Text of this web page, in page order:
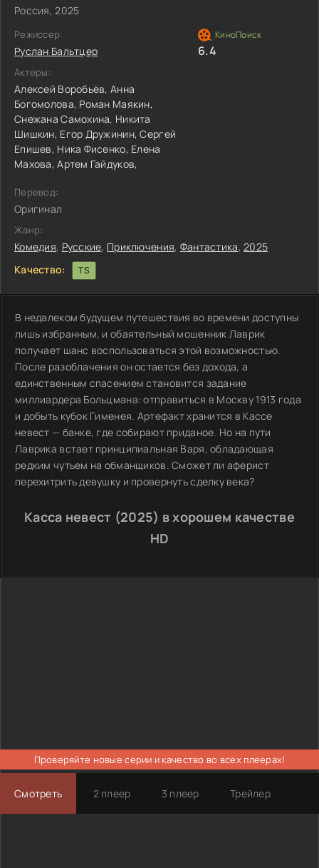
Россия, 2025
Режиссер:
Руслан Бальтцер
Актеры:
Алексей Воробьёв,Анна
Богомолова, Роман Маякин,
Снежана Самохина, Никита
Шишкин, Егор Дружинин,Сергей
Епишев, Ника Фисенко, Елена
Махова,Артем Гайдуков,
6.4
Перевод:
Оригинал
Жанр:
Комедия, Русские, Приключения, Фантастика,2025
Качество:
TS
В недалеком будущем путешествия во времени доступны
лишь избранным, и обаятельный мошенник Лаврик
получает шанс воспользоваться этой возможностью.
После разоблачения он остается без дохода, а
единственным спасением становится задание
миллиардера Больцмана: отправиться в Москву 1913 года
и добыть кубок Гименея. Артефакт хранится в Кассе
невест — банке, где собирают приданое. Но на пути
Лаврика встает принципиальная Варя, обладающая
редким чутьем на обманщиков. Сможет ли аферист
перехитрить девушку и провернуть сделку века?
Касса невест (2025) в хорошем качестве
HD
Проверяйте новые серии и качество во всех плеерах!
Смотреть 2 плеер 3 плеер Трейлер